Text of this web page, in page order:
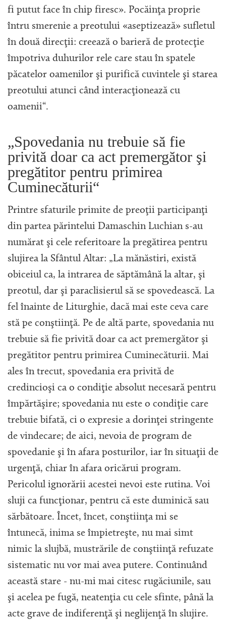
fi putut face în chip firesc». Pocăinţa proprie
întru smerenie a preotului «aseptizează» sufletul
în două direcţii: creează o barieră de protecţie
împotriva duhurilor rele care stau în spatele
păcatelor oamenilor şi purifică cuvintele şi starea
preotului atunci când interacţionează cu
oamenii“.
„Spovedania nu trebuie să fie
privită doar ca act premergător şi
pregătitor pentru primirea
Cuminecăturii“
Printre sfaturile primite de preoţii participanţi
din partea părintelui Damaschin Luchian s-au
numărat şi cele referitoare la pregătirea pentru
slujirea la Sfântul Altar: „La mănăstiri, există
obiceiul ca, la intrarea de săptămână la altar, şi
preotul, dar şi paraclisierul să se spovedească. La
fel înainte de Liturghie, dacă mai este ceva care
stă pe conştiinţă. Pe de altă parte, spovedania nu
trebuie să fie privită doar ca act premergător şi
pregătitor pentru primirea Cuminecăturii. Mai
ales în trecut, spovedania era privită de
credincioşi ca o condiţie absolut necesară pentru
împărtăşire; spovedania nu este o condiţie care
trebuie bifată, ci o expresie a dorinţei stringente
de vindecare; de aici, nevoia de program de
spovedanie şi în afara posturilor, iar în situaţii de
urgenţă, chiar în afara oricărui program.
Pericolul ignorării acestei nevoi este rutina. Voi
sluji ca funcţionar, pentru că este duminică sau
sărbătoare. Încet, încet, conştiinţa mi se
întunecă, inima se împietreşte, nu mai simt
nimic la slujbă, mustrările de conştiinţă refuzate
sistematic nu vor mai avea putere. Continuând
această stare - nu-mi mai citesc rugăciunile, sau
şi acelea pe fugă, neatenţia cu cele sfinte, până la
acte grave de indiferenţă şi neglijenţă în slujire.